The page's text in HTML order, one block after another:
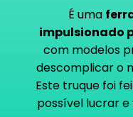
É uma
impulsionado
com modelos
descomplicar o
Este truque foi
possível lucrar